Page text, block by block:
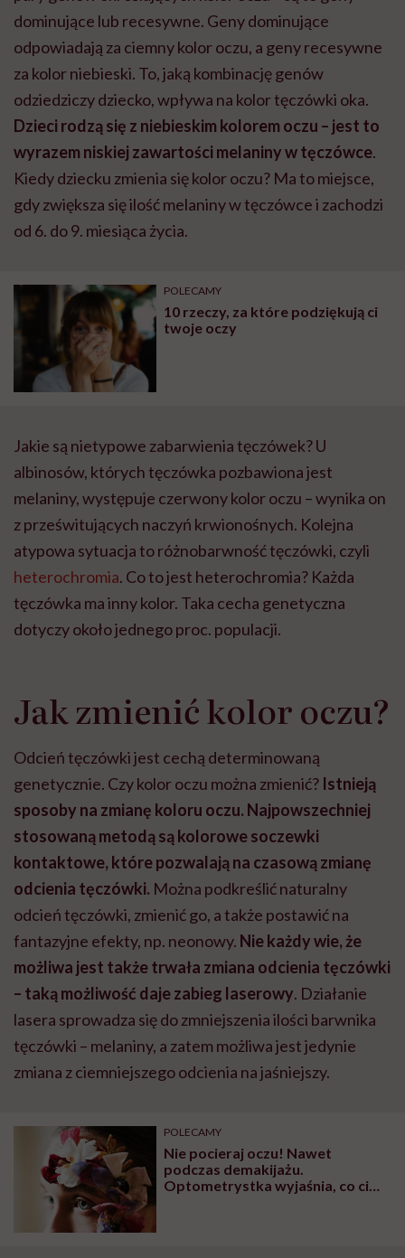
dominujące lub recesywne. Geny dominujące
odpowiadają za ciemny kolor oczu, a geny recesywne
za kolor niebieski. To, jaką kombinację genów
odziedziczy dziecko, wpływa na kolor tęczówki oka.
Dzieci rodzą się z niebieskim kolorem oczu – jest to
wyrazem niskiej zawartości melaniny w tęczówce.
Kiedy dziecku zmienia się kolor oczu? Ma to miejsce,
gdy zwiększa się ilość melaniny w tęczówce i zachodzi
od 6. do 9. miesiąca życia.
POLECAMY
10 rzeczy, za które podziękują ci
twoje oczy
Jakie są nietypowe zabarwienia tęczówek? U
albinosów, których tęczówka pozbawiona jest
melaniny, występuje czerwony kolor oczu – wynika on
z prześwitujących naczyń krwionośnych. Kolejna
atypowa sytuacja to różnobarwność tęczówki, czyli
heterochromia. Co to jest heterochromia? Każda
tęczówka ma inny kolor. Taka cecha genetyczna
dotyczy około jednego proc. populacji.
Jak zmienić kolor oczu?
Odcień tęczówki jest cechą determinowaną
genetycznie. Czy kolor oczu można zmienić? Istnieją
sposoby na zmianę koloru oczu. Najpowszechniej
stosowaną metodą są kolorowe soczewki
kontaktowe, które pozwalają na czasową zmianę
odcienia tęczówki. Można podkreślić naturalny
odcień tęczówki, zmienić go, a także postawić na
fantazyjne efekty, np. neonowy. Nie każdy wie, że
możliwa jest także trwała zmiana odcienia tęczówki
– taką możliwość daje zabieg laserowy. Działanie
lasera sprowadza się do zmniejszenia ilości barwnika
tęczówki – melaniny, a zatem możliwa jest jedynie
zmiana z ciemniejszego odcienia na jaśniejszy.
POLECAMY
Nie pocieraj oczu! Nawet
podczas demakijażu.
Optometrystka wyjaśnia, co ci